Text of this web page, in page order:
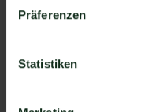
Präferenzen
Statistiken
Schritt 1: Zapier
Schritt 2: Eine der